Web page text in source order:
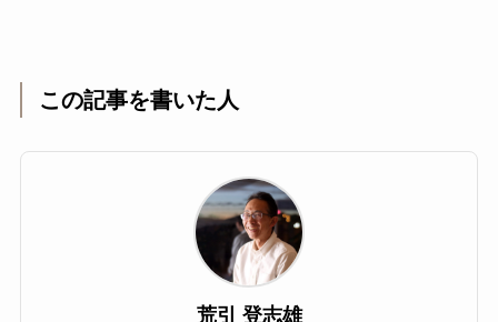
この記事を書いた人
荒引 登志雄